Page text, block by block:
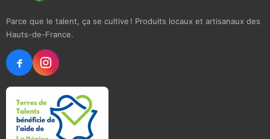
Parce que le talent, ça se cultive ! Produits locaux et artisanaux des
Hauts-de-France.